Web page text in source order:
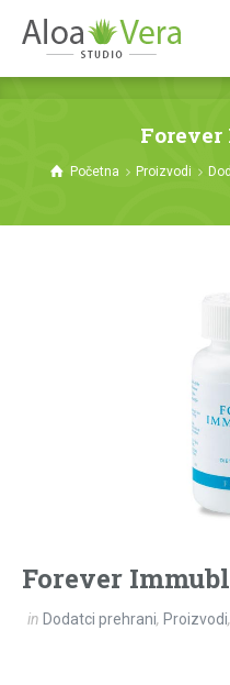
Početna Proizvodi
Forever
in Dodatci prehrani, Proizvodi,